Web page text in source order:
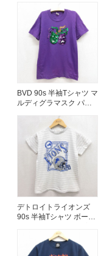
BVD 90s 半袖Tシャツ マ
ルディグラマスク パー
デトロイトライオンズ
90s 半袖Tシャツ ボーダ